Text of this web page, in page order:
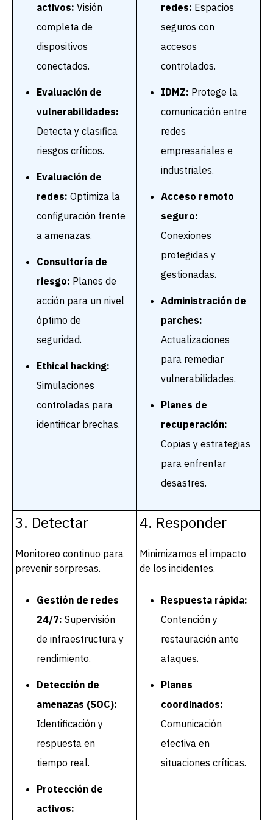
activos: Visión
completa de
dispositivos
conectados.
Evaluación de
vulnerabilidades:
Detecta y clasifica
riesgos críticos.
Evaluación de
redes: Optimiza la
configuración frente
a amenazas.
Consultoría de
riesgo: Planes de
acción para un nivel
óptimo de
seguridad.
Ethical hacking:
Simulaciones
controladas para
identificar brechas.
redes: Espacios
seguros con
accesos
controlados.
IDMZ: Protege la
comunicación entre
redes
empresariales e
industriales.
Acceso remoto
seguro:
Conexiones
protegidas y
gestionadas.
Administración de
parches:
Actualizaciones
para remediar
vulnerabilidades.
Planes de
recuperación:
Copias y estrategias
para enfrentar
desastres.
3. Detectar
Monitoreo continuo para
prevenir sorpresas.
Gestión de redes
24/7: Supervisión
de infraestructura y
rendimiento.
Detección de
amenazas (SOC):
Identificación y
respuesta en
tiempo real.
Protección de
activos:
4. Responder
Minimizamos el impacto
de los incidentes.
Respuesta rápida:
Contención y
restauración ante
ataques.
Planes
coordinados:
Comunicación
efectiva en
situaciones críticas.